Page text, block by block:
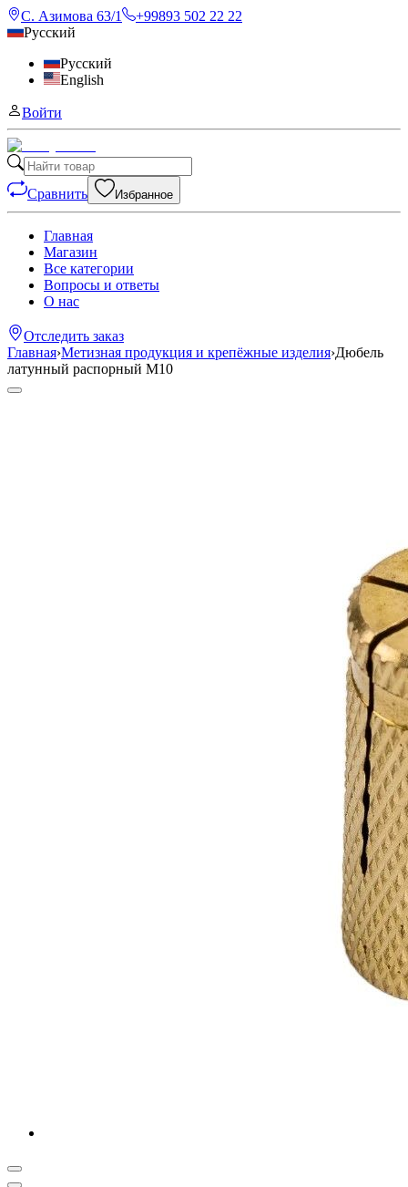
С. Азимова 63/1
+99893 502 22 22
Русский
Русский
English
Войти
Сравнить Избранное
Главная
Магазин
Все категории
Вопросы и ответы
О нас
Отследить заказ
Главная›Метизная продукция и крепёжные изделия›Дюбель
латунный распорный М10